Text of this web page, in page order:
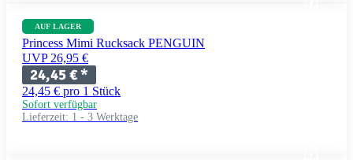
AUF LAGER
Princess Mimi Rucksack PENGUIN
UVP 26,95 €
24,45 €*
24,45 € pro 1 Stück
Sofort verfügbar
Lieferzeit: 1 - 3 Werktage